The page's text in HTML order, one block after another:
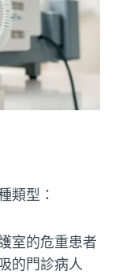
類型：
室的危重患者
的門診病人